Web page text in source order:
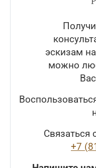
эскизам
можно
Связаться
+7